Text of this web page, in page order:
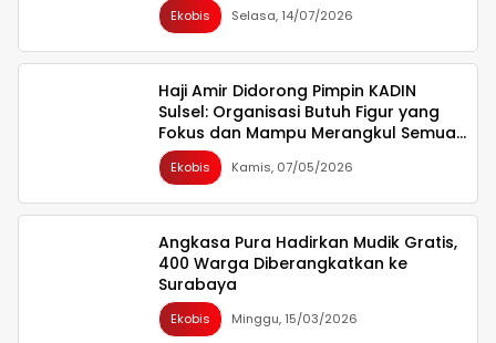
Ekobis Selasa, 14/07/2026
Haji Amir Didorong Pimpin KADIN
Sulsel: Organisasi Butuh Figur yang
Fokus dan Mampu Merangkul Semua
Pihak
Ekobis Kamis, 07/05/2026
Angkasa Pura Hadirkan Mudik Gratis,
400 Warga Diberangkatkan ke
Surabaya
Ekobis Minggu, 15/03/2026